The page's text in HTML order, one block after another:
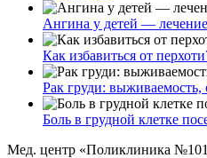
Ангина у детей —
Как избавиться от
Рак груди: выживаемость,
Боль в грудной клетке
Мед. центр «Поликлиника